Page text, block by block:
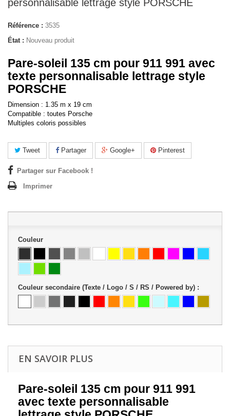
personnalisable lettrage style PORSCHE
Référence : 3535
État : Nouveau produit
Pare-soleil 135 cm pour 911 991 avec
texte personnalisable lettrage style
PORSCHE
Dimension : 1.35 m x 19 cm
Compatible : toutes Porsche
Multiples coloris possibles
Tweet Partager Google+ Pinterest
Partager sur Facebook !
Imprimer
Couleur
Couleur secondaire (Texte / Logo / S / RS / Powered by) :
EN SAVOIR PLUS
Pare-soleil 135 cm pour 911 991
avec texte personnalisable